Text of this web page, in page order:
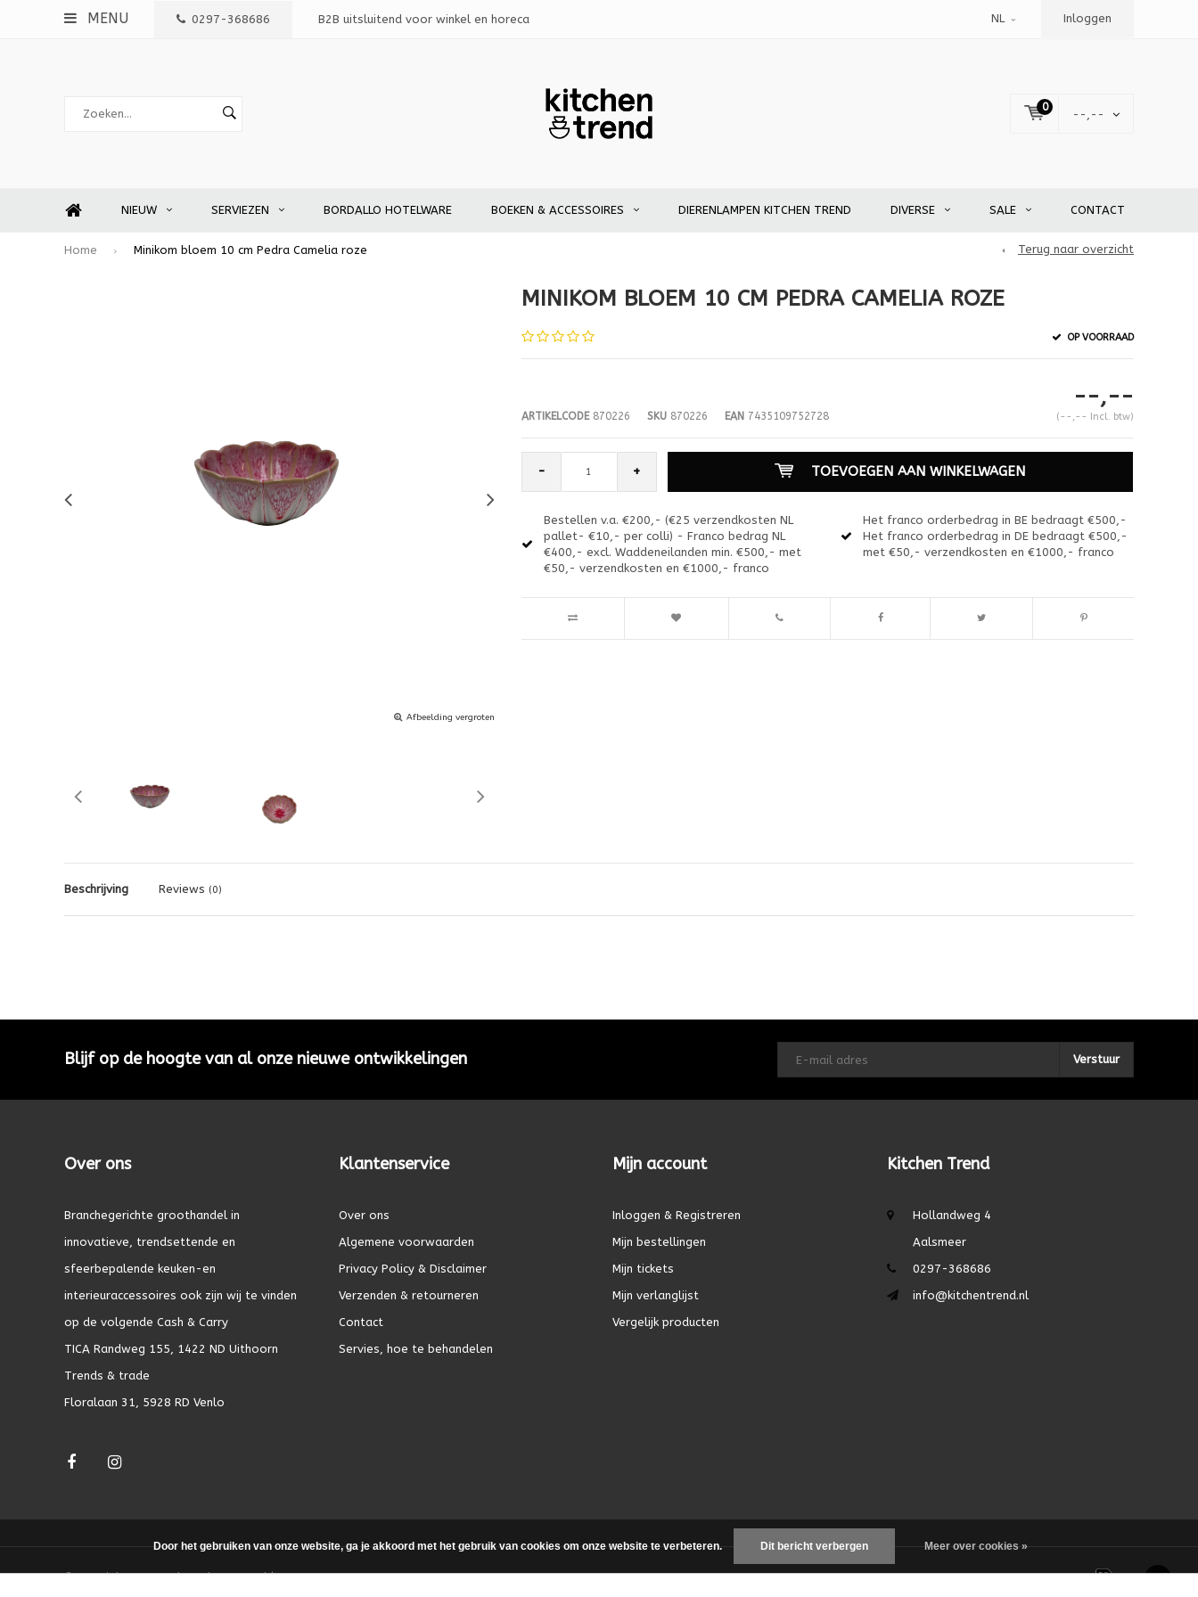
MENU 0297-368686 B2B uitsluitend voor winkel en horeca NL Inloggen
0
--,--
NIEUW SERVIEZEN BORDALLO HOTELWARE BOEKEN & ACCESSOIRES DIERENLAMPEN KITCHEN TREND DIVERSE SALE CONTACT
Home Minikom bloem 10 cm Pedra Camelia roze Terug naar overzicht
Afbeelding vergroten
MINIKOM BLOEM 10 CM PEDRA CAMELIA ROZE
OP VOORRAAD
ARTIKELCODE870226 SKU870226 EAN7435109752728
--,--
(--,-- Incl. btw)
- + TOEVOEGEN AAN WINKELWAGEN
Bestellen v.a. €200,- (€25 verzendkosten NL
pallet- €10,- per colli) - Franco bedrag NL
€400,- excl. Waddeneilanden min. €500,- met
€50,- verzendkosten en €1000,- franco
Het franco orderbedrag in BE bedraagt €500,-
Het franco orderbedrag in DE bedraagt €500,-
met €50,- verzendkosten en €1000,- franco
Beschrijving Reviews (0)
Blijf op de hoogte van al onze nieuwe ontwikkelingen Verstuur
Over ons
Branchegerichte groothandel in
innovatieve, trendsettende en
sfeerbepalende keuken-en
interieuraccessoires ook zijn wij te vinden
op de volgende Cash & Carry
TICA Randweg 155, 1422 ND Uithoorn
Trends & trade
Floralaan 31, 5928 RD Venlo
Klantenservice
Over ons
Algemene voorwaarden
Privacy Policy & Disclaimer
Verzenden & retourneren
Contact
Servies, hoe te behandelen
Mijn account
Inloggen & Registreren
Mijn bestellingen
Mijn tickets
Mijn verlanglijst
Vergelijk producten
Kitchen Trend
Hollandweg 4
Aalsmeer
0297-368686
info@kitchentrend.nl
© Copyright 2026 - Theme byDMWS.nl|
Door het gebruiken van onze website, ga je akkoord met het gebruik van cookies om onze website te verbeteren. Dit bericht verbergen Meer over cookies »